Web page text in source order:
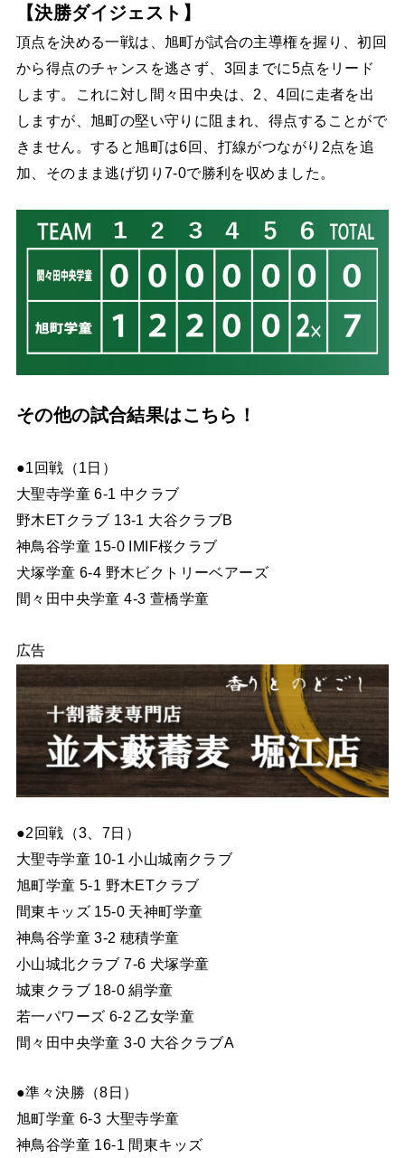
【決勝ダイジェスト】
頂点を決める一戦は、旭町が試合の主導権を握り、初回
から得点のチャンスを逃さず、3回までに5点をリード
します。これに対し間々田中央は、2、4回に走者を出
しますが、旭町の堅い守りに阻まれ、得点することがで
きません。すると旭町は6回、打線がつながり2点を追
加、そのまま逃げ切り7-0で勝利を収めました。
その他の試合結果はこちら！
●1回戦（1日）
大聖寺学童 6-1 中クラブ
野木ETクラブ 13-1 大谷クラブB
神鳥谷学童 15-0 IMIF桜クラブ
犬塚学童 6-4 野木ビクトリーベアーズ
間々田中央学童 4-3 萱橋学童
広告
●2回戦（3、7日）
大聖寺学童 10-1 小山城南クラブ
旭町学童 5-1 野木ETクラブ
間東キッズ 15-0 天神町学童
神鳥谷学童 3-2 穂積学童
小山城北クラブ 7-6 犬塚学童
城東クラブ 18-0 絹学童
若一パワーズ 6-2 乙女学童
間々田中央学童 3-0 大谷クラブA
●準々決勝（8日）
旭町学童 6-3 大聖寺学童
神鳥谷学童 16-1 間東キッズ